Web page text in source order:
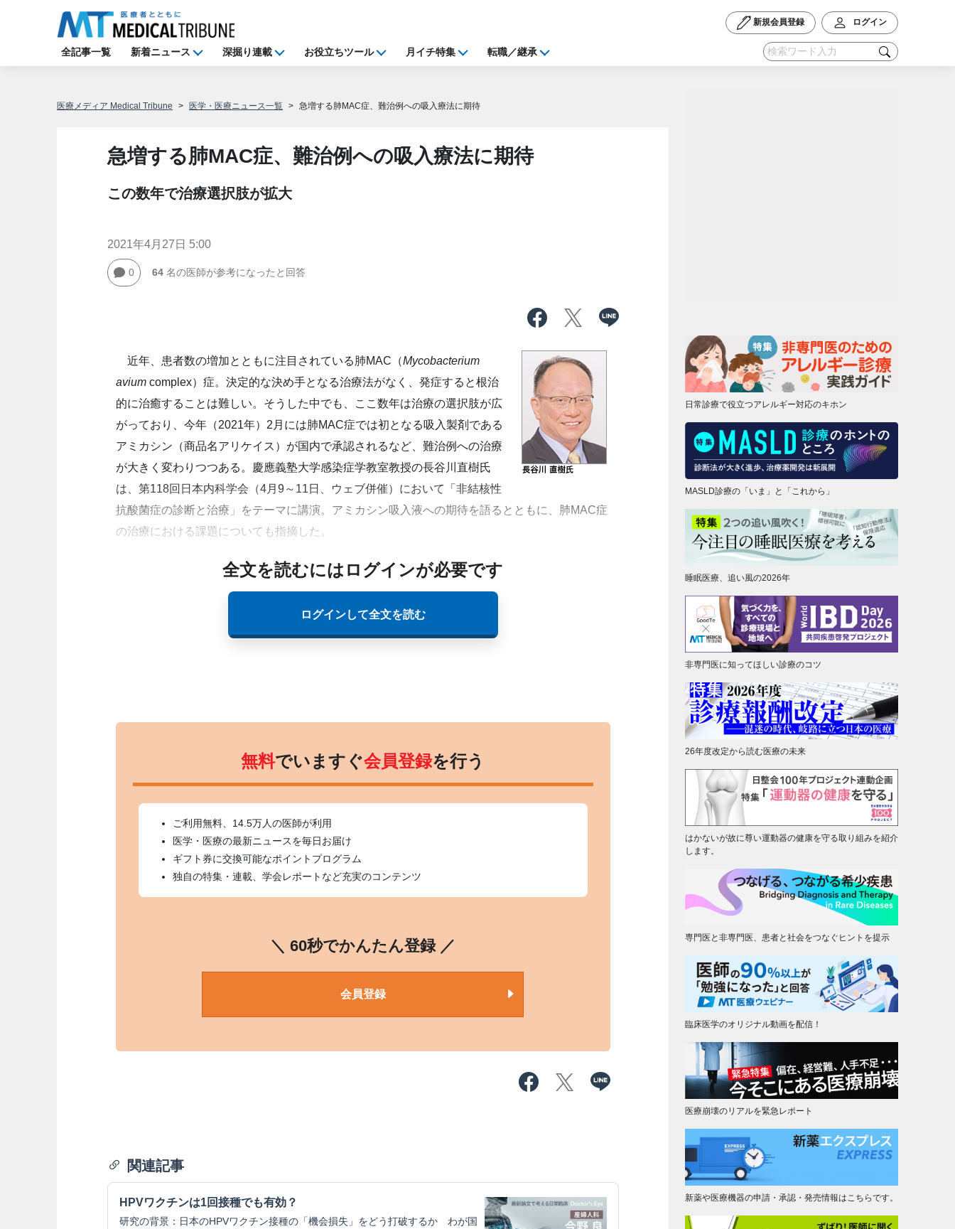
新規会員登録 ログイン
全記事一覧 新着ニュース 深掘り連載 お役立ちツール 月イチ特集 転職／継承
医療メディア Medical Tribune 医学・医療ニュース一覧 急増する肺MAC症、難治例への吸入療法に期待
急増する肺MAC症、難治例への吸入療法に期待
この数年で治療選択肢が拡大
2021年4月27日 5:00
0 64名の医師が参考になったと回答
近年、患者数の増加とともに注目されている肺MAC（Mycobacterium
aviumcomplex）症。決定的な決め手となる治療法がなく、発症すると根治
的に治癒することは難しい。そうした中でも、ここ数年は治療の選択肢が広
がっており、今年（2021年）2月には肺MAC症では初となる吸入製剤である
アミカシン（商品名アリケイス）が国内で承認されるなど、難治例への治療
が大きく変わりつつある。慶應義塾大学感染症学教室教授の長谷川直樹氏
は、第118回日本内科学会（4月9～11日、ウェブ併催）において「非結核性
抗酸菌症の診断と治療」をテーマに講演。アミカシン吸入液への期待を語るとともに、肺MAC症
の治療における課題についても指摘した。
全文を読むにはログインが必要です
ログインして全文を読む
無料でいますぐ会員登録を行う
ご利用無料、14.5万人の医師が利用
医学・医療の最新ニュースを毎日お届け
ギフト券に交換可能なポイントプログラム
独自の特集・連載、学会レポートなど充実のコンテンツ
＼ 60秒でかんたん登録 ／
会員登録
関連記事
HPVワクチンは1回接種でも有効？
研究の背景：日本のHPVワクチン接種の「機会損失」をどう打破するか わが国
日常診療で役立つアレルギー対応のキホン
MASLD診療の「いま」と「これから」
睡眠医療、追い風の2026年
非専門医に知ってほしい診療のコツ
26年度改定から読む医療の未来
はかないが故に尊い運動器の健康を守る取り組みを紹介
します。
専門医と非専門医、患者と社会をつなぐヒントを提示
臨床医学のオリジナル動画を配信！
医療崩壊のリアルを緊急レポート
新薬や医療機器の申請・承認・発売情報はこちらです。